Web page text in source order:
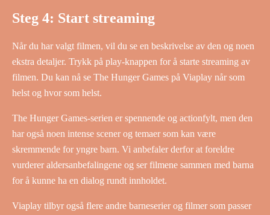
Steg 4: Start streaming
Når du har valgt filmen, vil du se en beskrivelse av den og noen
ekstra detaljer. Trykk på play-knappen for å starte streaming av
filmen. Du kan nå se The Hunger Games på Viaplay når som
helst og hvor som helst.
The Hunger Games-serien er spennende og actionfylt, men den
har også noen intense scener og temaer som kan være
skremmende for yngre barn. Vi anbefaler derfor at foreldre
vurderer aldersanbefalingene og ser filmene sammen med barna
for å kunne ha en dialog rundt innholdet.
Viaplay tilbyr også flere andre barneserier og filmer som passer